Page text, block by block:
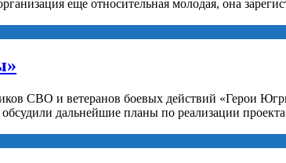
еще относительная молодая, она
СВО и ветеранов боевых действий «Герои
дальнейшие планы по реализации